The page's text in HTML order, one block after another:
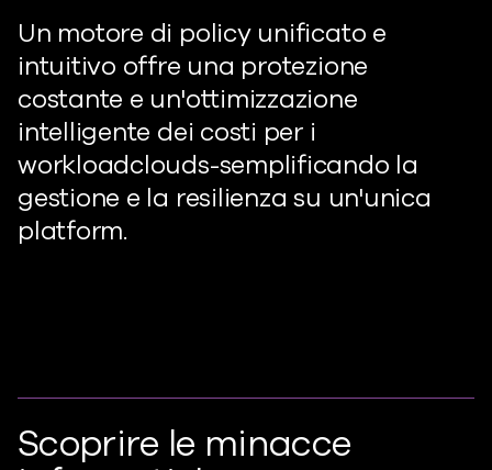
Un motore di policy unificato e
intuitivo offre una protezione
costante e un'ottimizzazione
intelligente dei costi per i
workloadclouds-semplificando la
gestione e la resilienza su un'unica
platform.
Scoprire le minacce